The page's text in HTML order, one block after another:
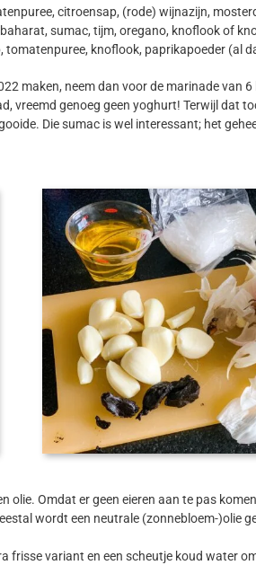
citroensap, (rode) wijnazijn,
sumac, tijm, oregano, knoflook of
knoflook, paprikapoeder (al
maken, neem dan voor de marinade van
vreemd genoeg geen yoghurt! Terwijl dat
Die sumac is wel interessant; het
olie. Omdat er geen eieren aan te pas
wordt een neutrale (zonnebloem-)olie
frisse variant en een scheutje koud water